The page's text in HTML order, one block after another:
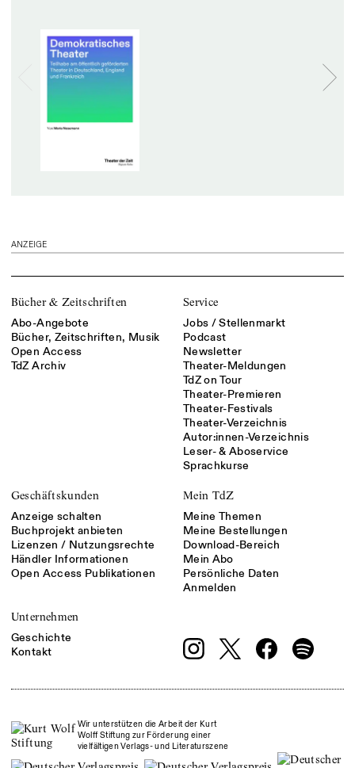
ANZEIGE
Bücher & Zeitschriften
Abo-Angebote
Bücher, Zeitschriften, Musik
Open Access
TdZ Archiv
Service
Jobs / Stellenmarkt
Podcast
Newsletter
Theater-Meldungen
TdZ on Tour
Theater-Premieren
Theater-Festivals
Theater-Verzeichnis
Autor:innen-Verzeichnis
Leser- & Aboservice
Sprachkurse
Geschäftskunden
Anzeige schalten
Buchprojekt anbieten
Lizenzen / Nutzungsrechte
Händler Informationen
Open Access Publikationen
Mein TdZ
Meine Themen
Meine Bestellungen
Download-Bereich
Mein Abo
Persönliche Daten
Anmelden
Unternehmen
Geschichte
Kontakt
Wir unterstützen die Arbeit der Kurt
Wolff Stiftung zur Förderung einer
vielfältigen Verlags- und Literaturszene